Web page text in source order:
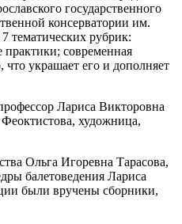
государственного
консерватории им.
тематических рубрик:
практики; современная
украшает его и дополняет
Лариса Викторовна
художница,
Ольга Игоревна Тарасова,
балетоведения Лариса
были вручены сборники,